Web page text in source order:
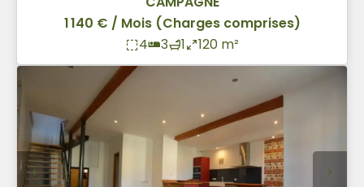
1 140 € / Mois (Charges comprises)
4
3 1 120 m²